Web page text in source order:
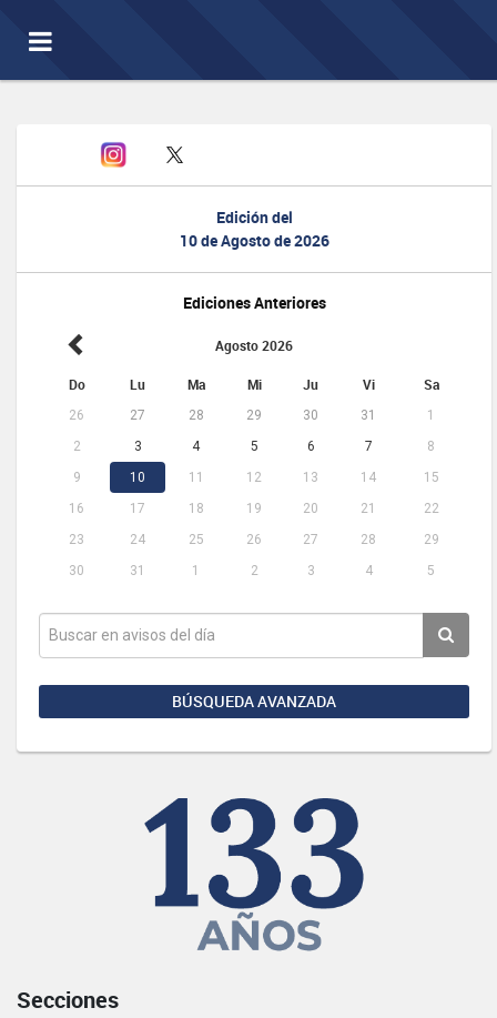
Toggle
navigation
Edición del
10 de Agosto de 2026
Ediciones Anteriores
Agosto 2026
Do Lu Ma Mi Ju Vi Sa
26 27 28 29 30 31
1
2
3 4 5 6 7
8
9
10 11 12 13 14
15
16
17 18 19 20 21
22
23
24 25 26 27 28
29
30
31 1 2 3 4 5
BÚSQUEDA AVANZADA
Secciones